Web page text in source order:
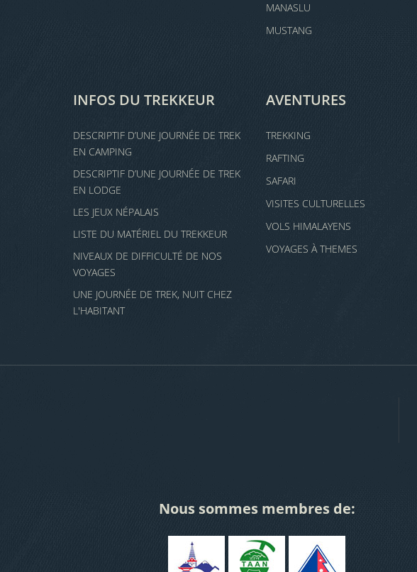
MANASLU
MUSTANG
INFOS DU TREKKEUR
DESCRIPTIF D’UNE JOURNÉE DE TREK
EN CAMPING
DESCRIPTIF D’UNE JOURNÉE DE TREK
EN LODGE
LES JEUX NÉPALAIS
LISTE DU MATÉRIEL DU TREKKEUR
NIVEAUX DE DIFFICULTÉ DE NOS
VOYAGES
UNE JOURNÉE DE TREK, NUIT CHEZ
L'HABITANT
AVENTURES
TREKKING
RAFTING
SAFARI
VISITES CULTURELLES
VOLS HIMALAYENS
VOYAGES À THEMES
Nous sommes membres de: